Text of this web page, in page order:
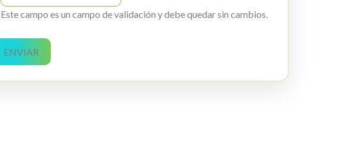
Este campo es un campo de validación y debe quedar sin cambios.